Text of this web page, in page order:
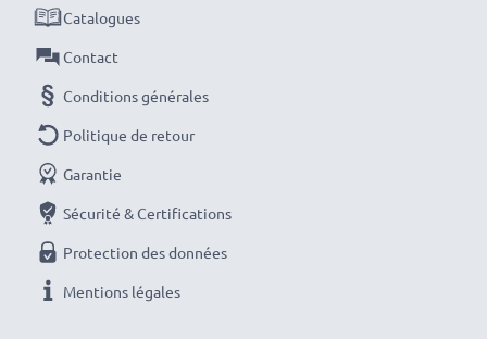
Catalogues
Contact
Conditions générales
Politique de retour
Garantie
Sécurité & Certifications
Protection des données
Mentions légales